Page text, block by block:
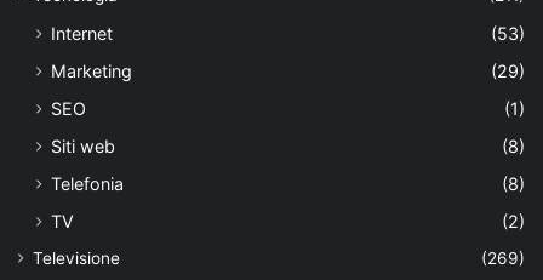
Internet
(53)
Marketing
(29)
SEO
(1)
Siti web
(8)
Telefonia
(8)
TV
(2)
Televisione (269)